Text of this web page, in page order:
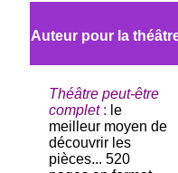
Auteur pour la
Théâtre peut-être
complet: le
meilleur moyen de
découvrir les
pièces... 520